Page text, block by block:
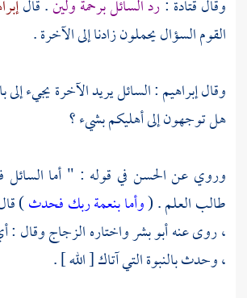
وقالقتادة :رد السائل برحمة ولين. قال
القوم السؤال يحملون زادنا إلى الآخرة .
وقالإبراهيم: السائل يريد الآخرة يجيء
هل توجهون إلى أهليكم بشيء ؟
وروي عنالحسن في قوله : " أما
طالب العلم . (وأما بنعمة ربك فحدث)
، روى عنهأبو بشرواختارهالزجاجوقال :
، وحدث بالنبوة التي آتاك [ الله ] .